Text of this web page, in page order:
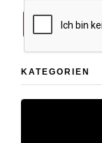
KATEGORIEN